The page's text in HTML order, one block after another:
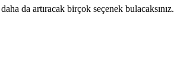
da artıracak birçok seçenek bulacaksınız.